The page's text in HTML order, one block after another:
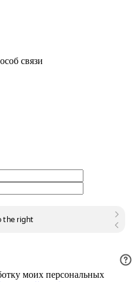
связи
моих персональных